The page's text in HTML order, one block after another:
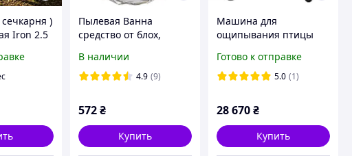
)
Iron 2.5
травы
Пылевая Ванна
средство от блох,
пероеда для
кур,7000мл
В наличии
4.9 (9)
572 ₴
Купить
Машина для
ощипывания птицы
(Австрия) |
Перосъемная машина
Готово к отправке
5.0 (1)
28 670₴
Купить